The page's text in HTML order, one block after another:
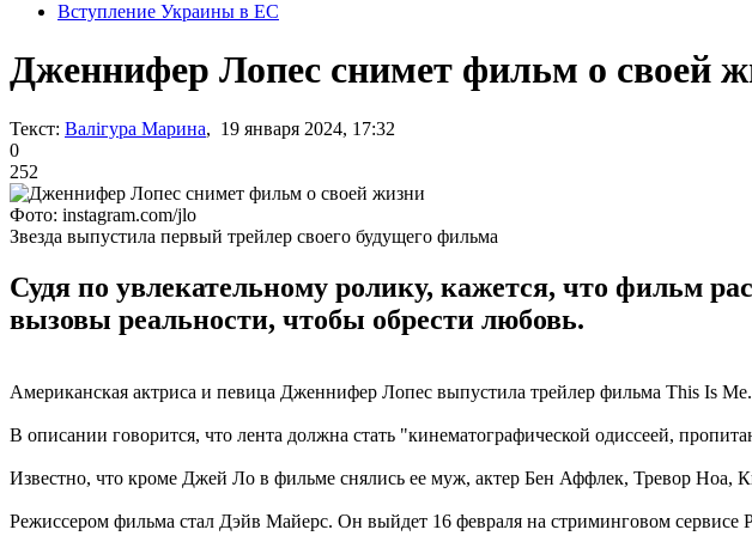
Вступление Украины в ЕС
Дженнифер Лопес снимет фильм о своей
Текст: Валігура Марина, 19 января 2024, 17:32
0
252
Фото: instagram.com/jlo
Звезда выпустила первый трейлер своего будущего фильма
Судя по увлекательному ролику, кажется, что фильм
вызовы реальности, чтобы обрести любовь.
Американская актриса и певица Дженнифер Лопес выпустила трейлер фильма This Is
В описании говорится, что лента должна стать "кинематографической одиссеей,
Известно, что кроме Джей Ло в фильме снялись ее муж, актер Бен Аффлек, Тревор
Режиссером фильма стал Дэйв Майерс. Он выйдет 16 февраля на стриминговом сервисе